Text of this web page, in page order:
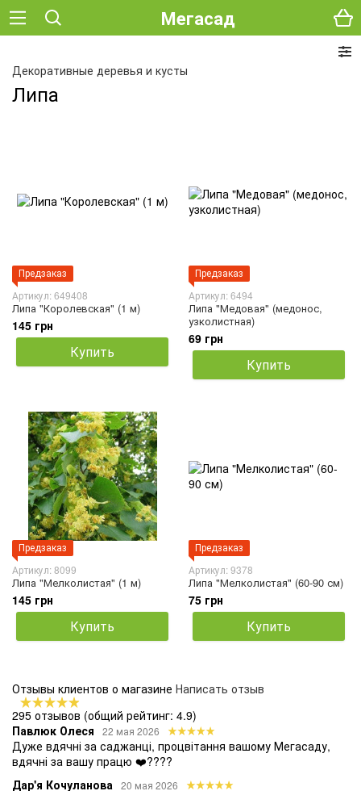
Мегасад
Декоративные деревья и кусты
Липа
Предзаказ
Артикул: 649408
Липа "Королевская" (1 м)
145 грн
Купить
Предзаказ
Артикул: 6494
Липа "Медовая" (медонос,
узколистная)
69 грн
Купить
Предзаказ
Артикул: 8099
Липа "Мелколистая" (1 м)
145 грн
Купить
Предзаказ
Артикул: 9378
Липа "Мелколистая" (60-90 см)
75 грн
Купить
Отзывы клиентов о магазине Написать отзыв
295 отзывов (общий рейтинг: 4.9)
Павлюк Олеся
22 мая 2026
Дуже вдячні за саджанці, процвітання вашому Мегасаду,
вдячні за вашу працю ❤️????
Дар'я Кочуланова 20 мая 2026